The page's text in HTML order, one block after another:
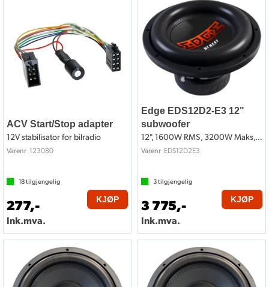
ACV Start/Stop adapter
12V stabilisator for bilradio
Varenr 123080
18tilgjengelig
277,-
Ink.mva.
KJØP
Edge EDS12D2-E3 12"
subwoofer
12", 1600W RMS, 3200W Maks, 2x2 Ohm
Varenr EDS12D2E3
3tilgjengelig
3 775,-
Ink.mva.
KJØP